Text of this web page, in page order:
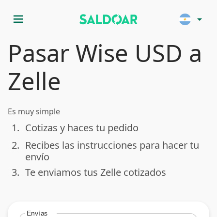
menu arrow_drop_down
Pasar Wise USD a
Zelle
Es muy simple
done
1. Cotizas y haces tu pedido
done
2. Recibes las instrucciones para hacer tu
envío
done
3. Te enviamos tus Zelle cotizados
Envías